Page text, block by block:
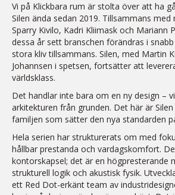
Vi på Klickbara rum är stolta över att ha
Silen ända sedan 2019. Tillsammans
Sparry Kivilo, Kadri Kliimask och Mariann
dessa år sett branschen förändras i
stora kliv tillsammans. Silen, med Martin
Johannsen i spetsen, fortsätter att
världsklass.
Det handlar inte bara om en ny design –
arkitekturen från grunden. Det här är Silen
familjen som sätter den nya standarden
Hela serien har strukturerats om med
hållbar prestanda och vardagskomfort.
kontorskapsel; det är en högpresterande
strukturell logik och akustisk fysik.
ett Red Dot-erkänt team av